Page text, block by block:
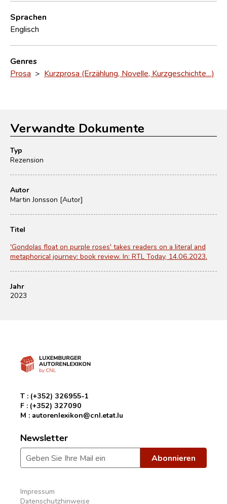
Sprachen
Englisch
Genres
Prosa > Kurzprosa (Erzählung, Novelle, Kurzgeschichte…)
Verwandte Dokumente
Typ
Rezension
Autor
Martin Jonsson [Autor]
Titel
'Gondolas float on purple roses' takes readers on a literal and
metaphorical journey: book review. In: RTL Today, 14.06.2023.
Jahr
2023
T : (+352) 326955-1
F : (+352) 327090
M : autorenlexikon@cnl.etat.lu
Newsletter
Impressum
Datenschutzhinweise